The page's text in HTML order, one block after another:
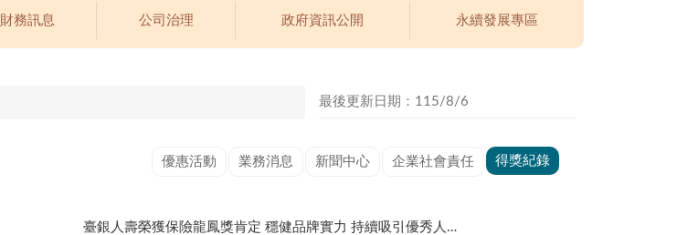
財務訊息 公司治理 政府資訊公開 永續發展專區
最後更新日期：115/8/6
優惠活動 業務消息 新聞中心 企業社會責任 得獎紀錄
臺銀人壽榮獲保險龍鳳獎肯定 穩健品牌實力 持續吸引優秀人才加入